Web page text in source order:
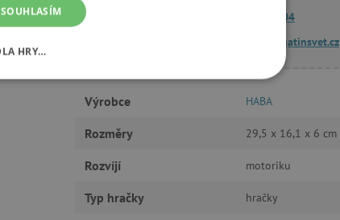
770 601 604
dotazy@agatinsvet.cz
Výrobce HABA
Rozměry 29,5 x 16,1 x 6 cm
Rozvíjí motoriku
Typ hračky hračky
SOUHLASÍM
HRY…
MARKETINGOVÉ COOKIES
Funkční soubory